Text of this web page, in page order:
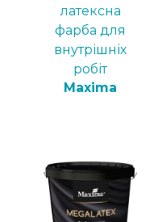
латексна
фарба для
внутрішніх
робіт
Maxima